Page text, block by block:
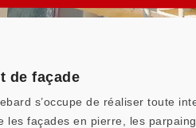
de façade
s’occupe de réaliser toute
les façades en pierre, les